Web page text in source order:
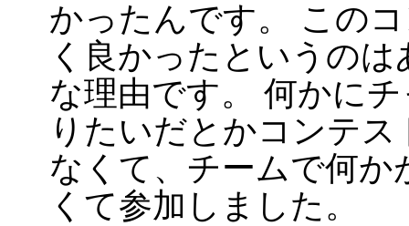
かったんです。 この
く良かったというの
な理由です。 何かに
りたいだとかコンテ
なくて、チームで何
くて参加しました。